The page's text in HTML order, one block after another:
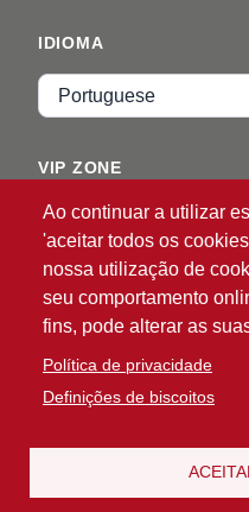
Ao continuar a utilizar
'aceitar todos os
nossa utilização de
seu comportamento
fins, pode alterar as
Política de privacidade
Definições de biscoitos
IDIOMA
Idioma
VIP ZONE
© 2026 ATG®Intelligent
Política de privacidade